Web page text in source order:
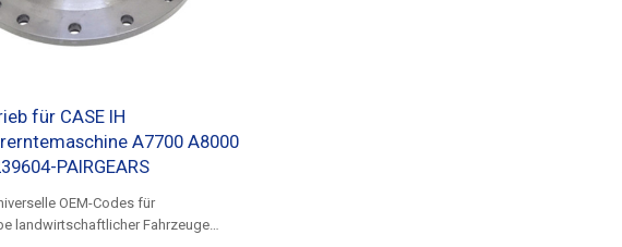
für CASE IH
A7700 A8000
PAIRGEARS
OEM-Codes für
landwirtschaftlicher Fahrzeuge